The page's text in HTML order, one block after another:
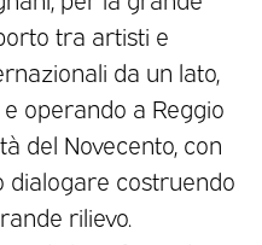
tra artisti e
da un lato,
operando a Reggio
del Novecento, con
dialogare costruendo
rilievo.